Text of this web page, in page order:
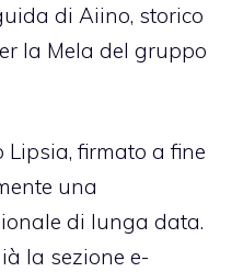
di Aiino, storico
la Mela del gruppo
Lipsia, firmato a fine
una
di lunga data.
la sezione e-